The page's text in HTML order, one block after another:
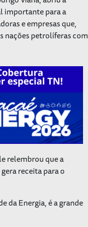
importante para a
e empresas que,
nações petrolíferas com
relembrou que a
receita para o
da Energia, é a grande